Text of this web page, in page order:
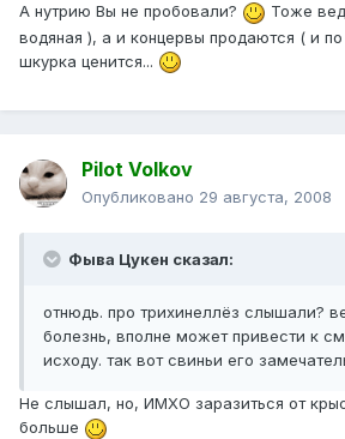
А нутрию Вы не пробовали? Тоже
водяная ), а и концервы продаются ( и
шкурка ценится...
Pilot Volkov
Опубликовано 29 августа, 2008
Фыва Цукен сказал:
отнюдь. про трихинеллёз слышали?
болезнь, вполне может привести к
исходу. так вот свиньи его
Не слышал, но, ИМХО заразиться от
больше